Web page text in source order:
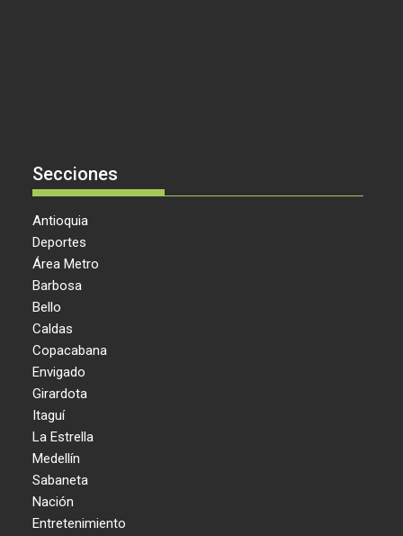
Secciones
Antioquia
Deportes
Área Metro
Barbosa
Bello
Caldas
Copacabana
Envigado
Girardota
Itaguí
La Estrella
Medellín
Sabaneta
Nación
Entretenimiento